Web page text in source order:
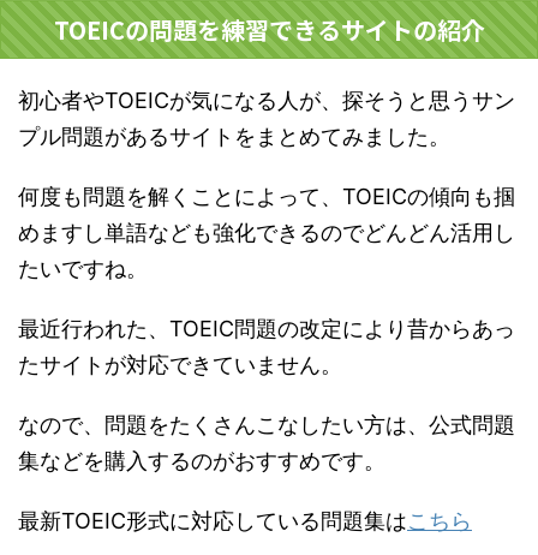
TOEICの問題を練習できるサイトの紹介
初心者やTOEICが気になる人が、探そうと思うサン
プル問題があるサイトをまとめてみました。
何度も問題を解くことによって、TOEICの傾向も掴
めますし単語なども強化できるのでどんどん活用し
たいですね。
最近行われた、TOEIC問題の改定により昔からあっ
たサイトが対応できていません。
なので、問題をたくさんこなしたい方は、公式問題
集などを購入するのがおすすめです。
最新TOEIC形式に対応している問題集はこちら